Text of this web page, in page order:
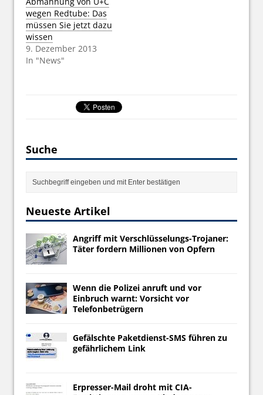
wegen Redtube: Das
müssen Sie jetzt dazu
wissen
9. Dezember 2013
In "News"
Suche
Neueste Artikel
Angriff mit Verschlüsselungs-Trojaner:
Täter fordern Millionen von Opfern
Wenn die Polizei anruft und vor
Einbruch warnt: Vorsicht vor
Telefonbetrügern
Gefälschte Paketdienst-SMS führen zu
gefährlichem Link
Erpresser-Mail droht mit CIA-